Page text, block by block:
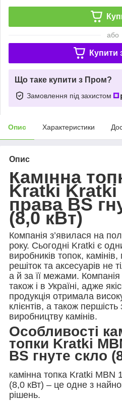
або
Купити
Що таке купити з Пром?
Замовлення під захистом
Опис Характеристики
Опис
Камінна
Kratki Kratki
права BS
(8,0 кВт)
Компанія з’явилася на
року. Сьогодні Kratki є
виробників топок, камінів,
решіток та аксесуарів не
а й за її межами.
також і в Україні, адже
продукція отримала
клієнтів, а також
виробництву камінів.
Особливості
топки Kratki
BS гнуте скло
Камінна топка Kratki MBN
(8,0 кВт) – це одне з
рішень.